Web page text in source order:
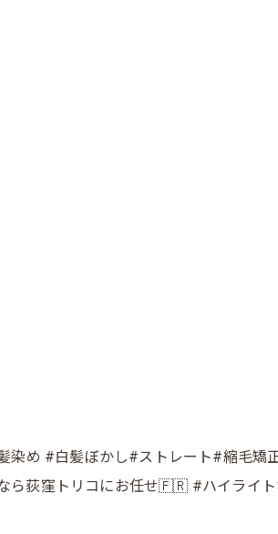
め #白髪ぼかし#ストレート#縮毛矯
ら荻窪トリコにお任せ🇫🇷 #ハイライ